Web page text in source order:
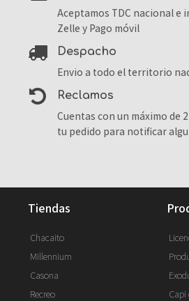
Aceptamos TDC nacional e
Zelle y Pago móvil
despacho
Envio a todo el territorio
reclamos
Cuentas con un máximo de
tu pedido para notificar
tiendas
Chacaito
Millennium
Casona
Recreo
Capi